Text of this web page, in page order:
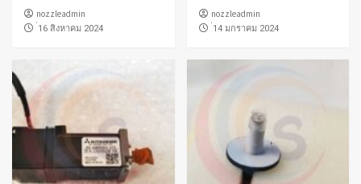
nozzleadmin
่16 สิงหาคม 2024
nozzleadmin
่14 มกราคม 2024